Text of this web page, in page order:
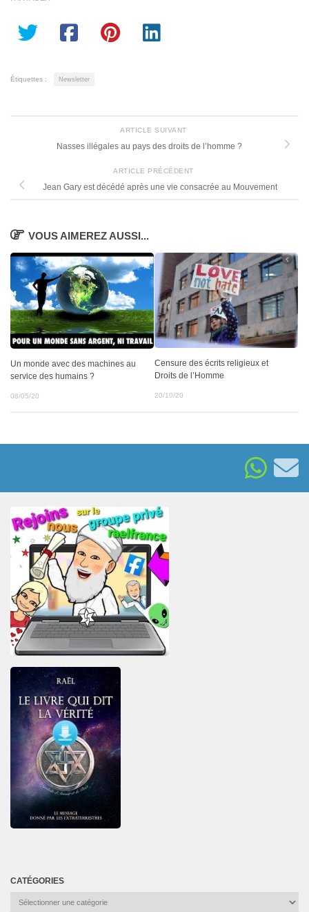
Étiquettes : Newsletter
ARTICLE SUIVANT
Nasses illégales au pays des droits de l’homme ?
ARTICLE PRÉCÉDENT
Jean Gary est décédé après une vie consacrée au Mouvement
VOUS AIMEREZ AUSSI...
Un monde avec des machines au
service des humains ?
08/05/20
Censure des écrits religieux et
Droits de l’Homme
20/10/20
CATÉGORIES
Catégories